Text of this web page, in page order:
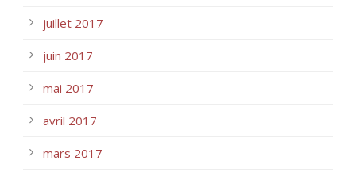
juillet 2017
juin 2017
mai 2017
avril 2017
mars 2017